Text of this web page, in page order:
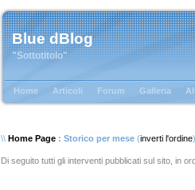
Blue dBlog
"Sottotitolo"
Home Articoli Forum Galleria
\\ Home Page : Storico per mese (inverti l'ordine)
Di seguito tutti gli interventi pubblicati sul sito, in